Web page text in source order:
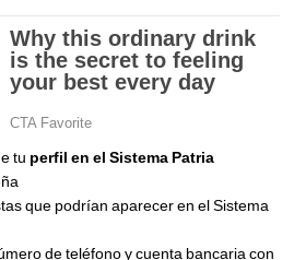
tu perfil en el Sistema Patria
que podrían aparecer en el Sistema
de teléfono y cuenta bancaria con